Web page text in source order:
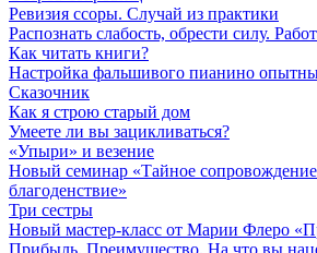
Ревизия ссоры. Случай из практики
Распознать слабость, обрести силу.
Как читать книги?
Настройка фальшивого пианино
Сказочник
Как я строю старый дом
Умеете ли вы зацикливаться?
«Упыри» и везение
Новый семинар «Тайное
благоденствие»
Три сестры
Новый мастер-класс от Марии Флеро